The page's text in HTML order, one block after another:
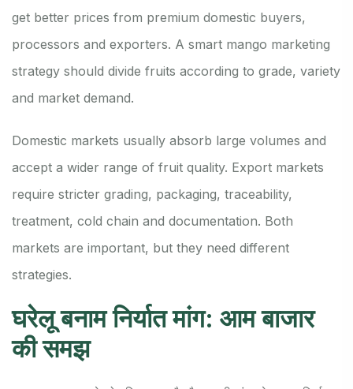
get better prices from premium domestic buyers,
processors and exporters. A smart mango marketing
strategy should divide fruits according to grade, variety
and market demand.
Domestic markets usually absorb large volumes and
accept a wider range of fruit quality. Export markets
require stricter grading, packaging, traceability,
treatment, cold chain and documentation. Both
markets are important, but they need different
strategies.
घरेलू बनाम निर्यात मांग: आम बाजार
की समझ